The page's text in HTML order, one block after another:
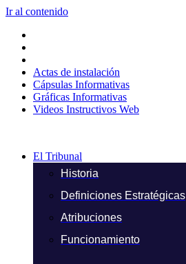
Ir al contenido
Actas de instalación
Cápsulas Informativas
Gráficas Informativas
Videos Instructivos Web
El Tribunal
Historia
Definiciones Estratégicas
Atribuciones
Funcionamiento